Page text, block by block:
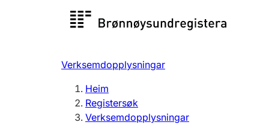
Registersøk
Registrere, endre, slette
Verksemdopplysningar
Heim
Registersøk
Verksemdopplysningar